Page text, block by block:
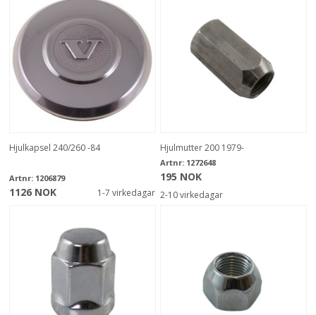
Hjulkapsel 240/260 -84
Artnr: 1206879
1126 NOK 1-7 virkedagar
Hjulmutter 200 1979-
Artnr: 1272648
195 NOK
2-10 virkedagar